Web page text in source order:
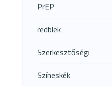
PrEP
redblek
Szerkesztőségi
Színeskék